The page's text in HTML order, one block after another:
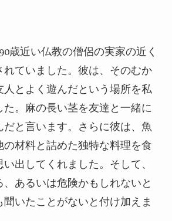
歳近い仏教の僧侶の実家の近く
れていました。彼は、そのむか
人とよく遊んだという場所を私
た。麻の長い茎を友達と一緒に
だと言います。さらに彼は、魚
材料と詰めた独特な料理を食
出してくれました。そして、
あるいは危険かもしれないと
いたことがないと付け加えま